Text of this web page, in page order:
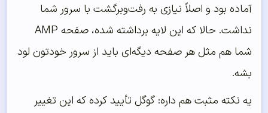
آماده بود و اصلاً نیازی به رفت‌وبرگشت با سرور شما
نداشت. حالا که این لایه برداشته شده، صفحه AMP
شما هم مثل هر صفحه دیگه‌ای باید از سرور خودتون لود
بشه.
یه نکته مثبت هم داره: گوگل تأیید کرده که این تغییر